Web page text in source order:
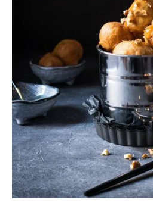
Συνεργασίες
Moments of Mine
FAQ